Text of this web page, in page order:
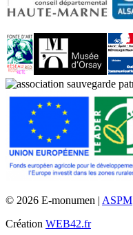
© 2026 E-monumen | ASPM
Création WEB42.fr